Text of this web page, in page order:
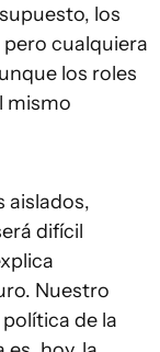
los
cualquiera
los roles
mismo
aislados,
difícil
Nuestro
de la